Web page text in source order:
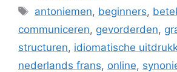
Tags
antoniemen, beginners,
communiceren, gevorderden,
structuren, idiomatische
nederlands frans, online,